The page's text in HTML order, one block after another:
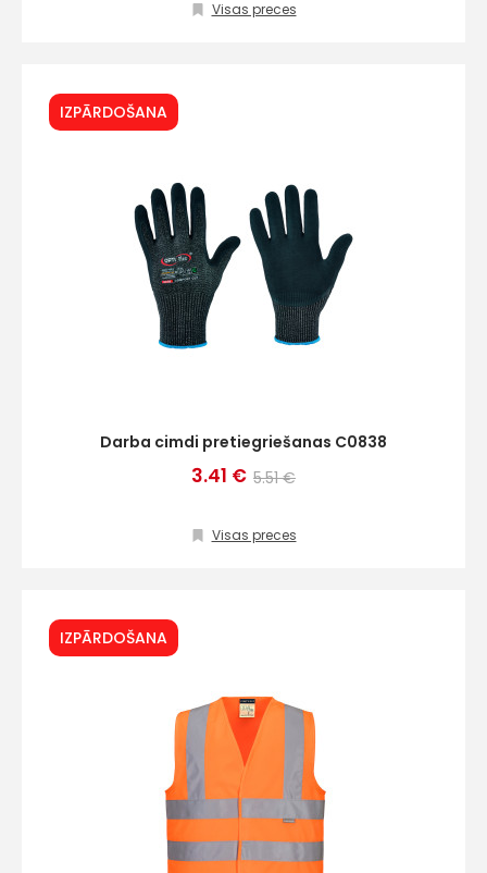
Visas preces
IZPĀRDOŠANA
Darba cimdi pretiegriešanas C0838
3.41 € 5.51 €
Visas preces
IZPĀRDOŠANA